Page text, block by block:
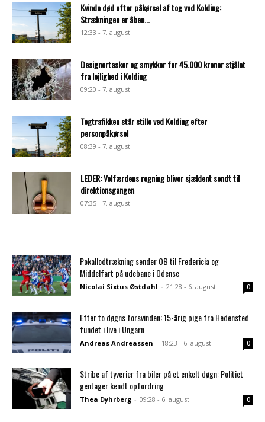
Kvinde død efter påkørsel af tog ved Kolding:
Strækningen er åben...
12:33 - 7. august
Designertasker og smykker for 45.000 kroner stjålet
fra lejlighed i Kolding
09:20 - 7. august
Togtrafikken står stille ved Kolding efter
personpåkørsel
08:39 - 7. august
LEDER: Velfærdens regning bliver sjældent sendt til
direktionsgangen
07:35 - 7. august
Pokallodtrækning sender OB til Fredericia og
Middelfart på udebane i Odense
Nicolai Sixtus Østdahl - 21:28 - 6. august 0
Efter to døgns forsvinden: 15-årig pige fra Hedensted
fundet i live i Ungarn
Andreas Andreassen - 18:23 - 6. august 0
Stribe af tyverier fra biler på et enkelt døgn: Politiet
gentager kendt opfordring
Thea Dyhrberg - 09:28 - 6. august 0